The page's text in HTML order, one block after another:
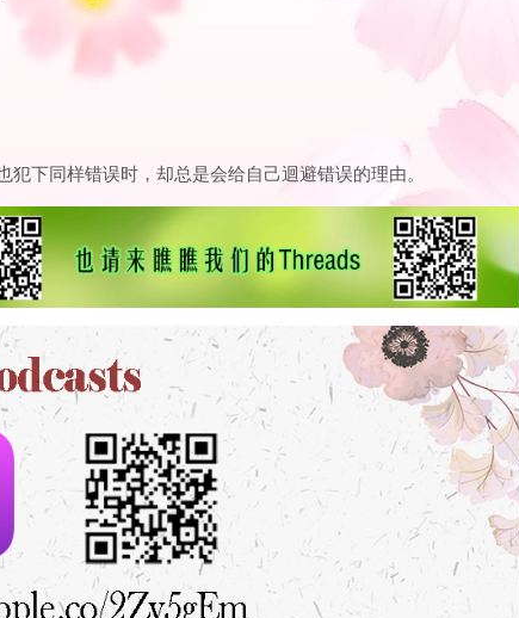
下同样错误时，却总是会给自己迴避错误的理由。